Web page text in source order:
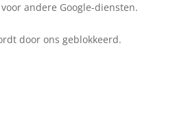
andere Google-diensten.
door ons geblokkeerd.